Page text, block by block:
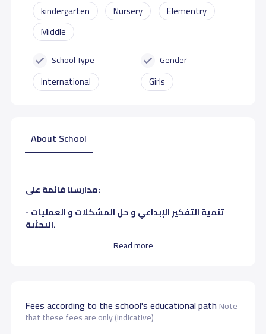
kindergarten Nursery
Elementry
Middle
School Type
International
Gender
Girls
About School
Read more
مدارسنا قائمة على:
- تنمية التفكير الإبداعي و حل المشكلات و العمليات
البحثية.
- مهارات وتجارب علمية و عملية.
رفيع المستوى.
Fees according to the school's educational pathNote
that these fees are only (indicative)